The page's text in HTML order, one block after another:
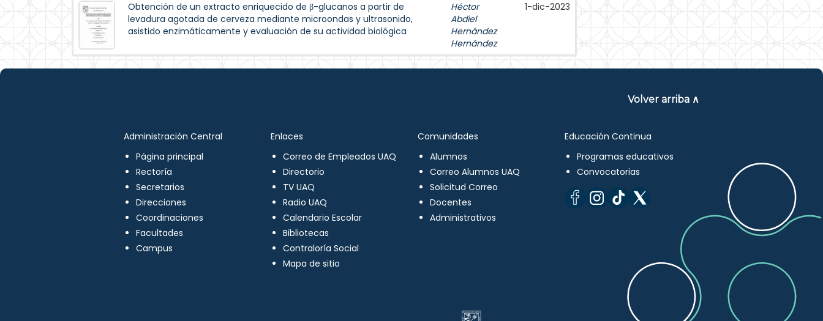
Obtención de un extracto enriquecido de β-glucanos a partir de
levadura agotada de cerveza mediante microondas y ultrasonido,
asistido enzimáticamente y evaluación de su actividad biológica
Héctor
Abdiel
Hernández
Hernández
1-dic-2023
Volver arriba ∧
Administración Central
Página principal
Rectoría
Secretarios
Direcciones
Coordinaciones
Facultades
Campus
Enlaces
Correo de Empleados UAQ
Directorio
TV UAQ
Radio UAQ
Calendario Escolar
Bibliotecas
Contraloría Social
Mapa de sitio
Comunidades
Alumnos
Correo Alumnos UAQ
Solicitud Correo
Docentes
Administrativos
Educación Continua
Programas educativos
Convocatorias